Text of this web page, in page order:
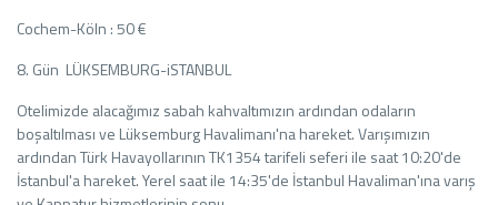
Cochem-Köln : 50 €
8. Gün LÜKSEMBURG-iSTANBUL
Otelimizde alacağımız sabah kahvaltımızın ardından odaların
boşaltılması ve Lüksemburg Havalimanı'na hareket. Varışımızın
ardından Türk Havayollarının TK1354 tarifeli seferi ile saat 10:20'de
İstanbul'a hareket. Yerel saat ile 14:35'de İstanbul Havaliman'ına varış